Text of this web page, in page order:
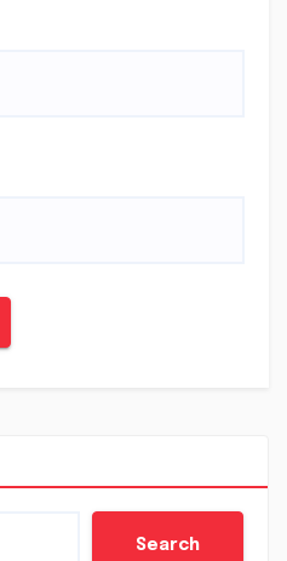
Search